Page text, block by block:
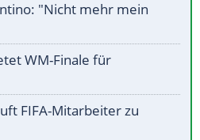
"Nicht mehr mein
WM-Finale für
FIFA-Mitarbeiter zu